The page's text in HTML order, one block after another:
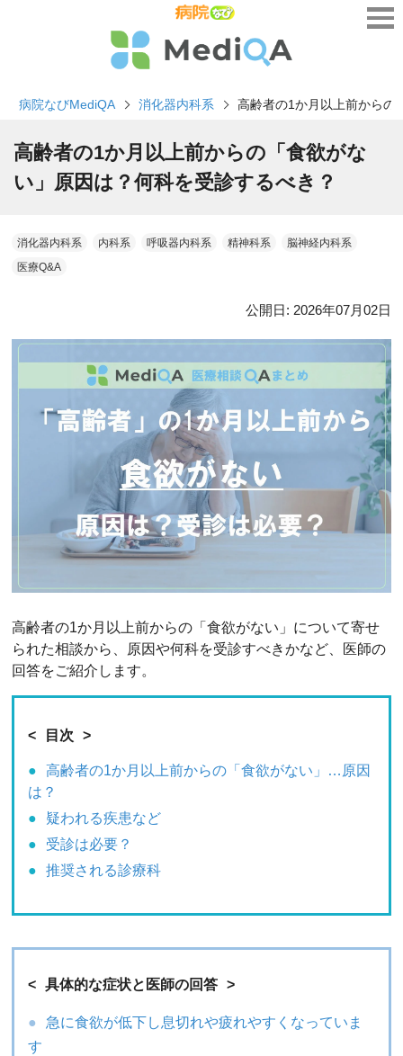
病院なびMediQA 消化器内科系 高齢者の1か月以上前からの
高齢者の1か月以上前からの「食欲がな
い」原因は？何科を受診するべき？
消化器内科系 内科系 呼吸器内科系 精神科系
脳神経内科系
医療Q&A
公開日: 2026年07月02日
高齢者の1か月以上前からの「食欲がない」について寄せ
られた相談から、原因や何科を受診すべきかなど、医師の
回答をご紹介します。
目次
高齢者の1か月以上前からの「食欲がない」…原因
は？
疑われる疾患など
受診は必要？
推奨される診療科
具体的な症状と医師の回答
急に食欲が低下し息切れや疲れやすくなっていま
す